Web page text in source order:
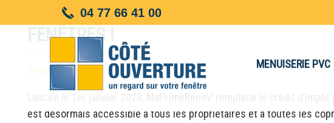
04 77 66 41 00
MENUISERIE PVC
MAPRIMERÉNOV : UNE PRIME POUR LE
FENÊTRES !
8 février 2021
est désormais accessible à tous les propriétaires et à toutes les
Panneau de gestion des cookies